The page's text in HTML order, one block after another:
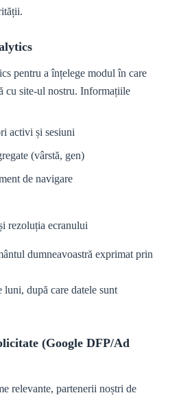
pentru a înțelege modul în care
cu site-ul nostru. Informațiile
activi și sesiuni
(vârstă, gen)
de navigare
rezoluția ecranului
dumneavoastră exprimat prin
luni, după care datele sunt
(Google DFP/Ad
relevante, partenerii noștri de